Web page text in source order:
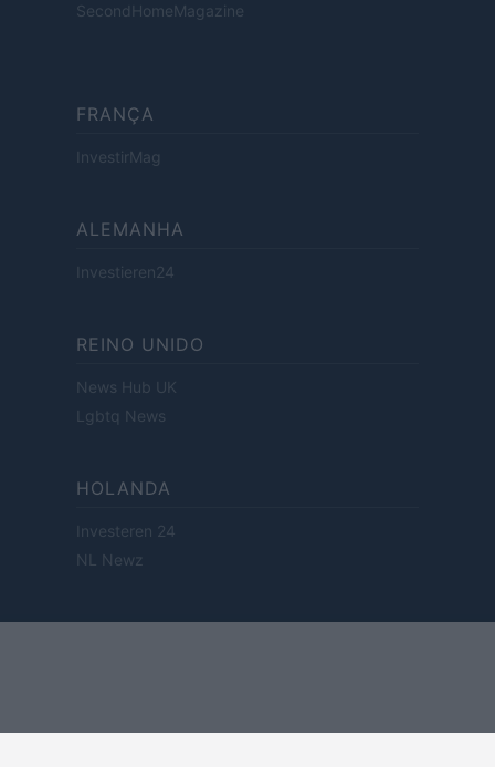
SecondHomeMagazine
FRANÇA
InvestirMag
ALEMANHA
Investieren24
REINO UNIDO
News Hub UK
Lgbtq News
HOLANDA
Investeren 24
NL Newz